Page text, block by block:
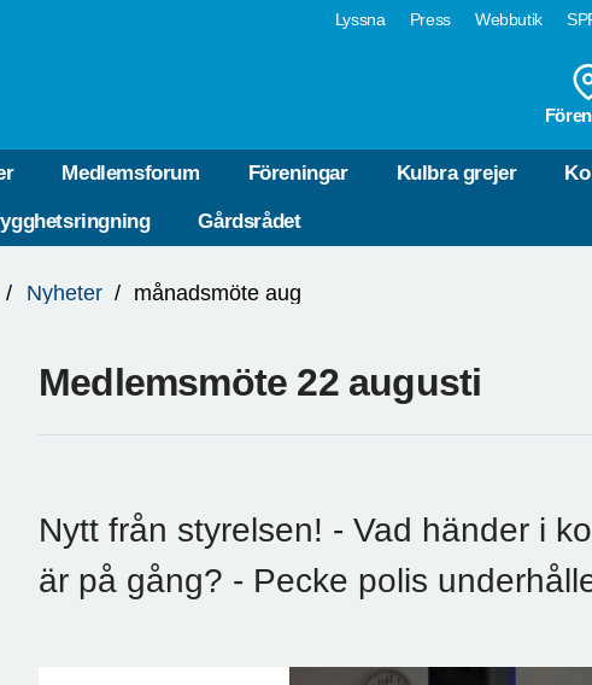
Lyssna Press Webbutik
Medlemsforum Föreningar Kulbra grejer
Gårdsrådet
Nyheter månadsmöte aug
Medlemsmöte 22 augusti
Nytt från styrelsen! - Vad händer i
är på gång? - Pecke polis